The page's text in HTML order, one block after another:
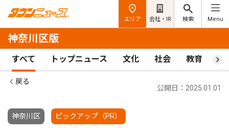
エリア 会社・IR 検索 Menu
神奈川区版
すべて トップニュース 文化 社会 教育 ス
戻る
神奈川区 ピックアップ（PR）
公開日：2025.01.01